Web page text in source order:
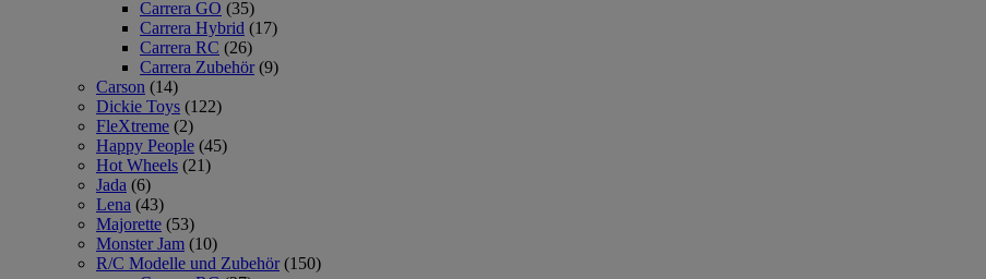
Carrera GO (35)
Carrera Hybrid (17)
Carrera RC (26)
Carrera Zubehör (9)
Carson (14)
Dickie Toys (122)
FleXtreme (2)
Happy People (45)
Hot Wheels (21)
Jada (6)
Lena (43)
Majorette (53)
Monster Jam (10)
R/C Modelle und Zubehör (150)